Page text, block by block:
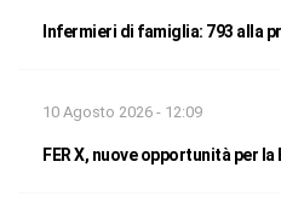
Infermieri di famiglia: 793 alla
10 Agosto 2026 - 12:09
FER X, nuove opportunità per